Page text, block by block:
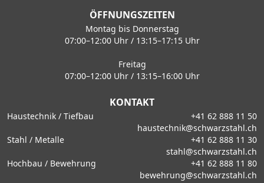
ÖFFNUNGSZEITEN
Montag bis Donnerstag
07:00–12:00 Uhr / 13:15–17:15 Uhr
Freitag
07:00–12:00 Uhr / 13:15–16:00 Uhr
KONTAKT
Haustechnik / Tiefbau
+41 62 888 11 50
haustechnik@schwarzstahl.ch
Stahl / Metalle
+41 62 888 11 30
stahl@schwarzstahl.ch
Hochbau / Bewehrung
+41 62 888 11 80
bewehrung@schwarzstahl.ch